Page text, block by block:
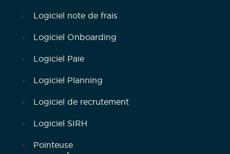
Logiciel note de frais
Logiciel Onboarding
Logiciel Paie
Logiciel Planning
Logiciel de recrutement
Logiciel SIRH
Pointeuse